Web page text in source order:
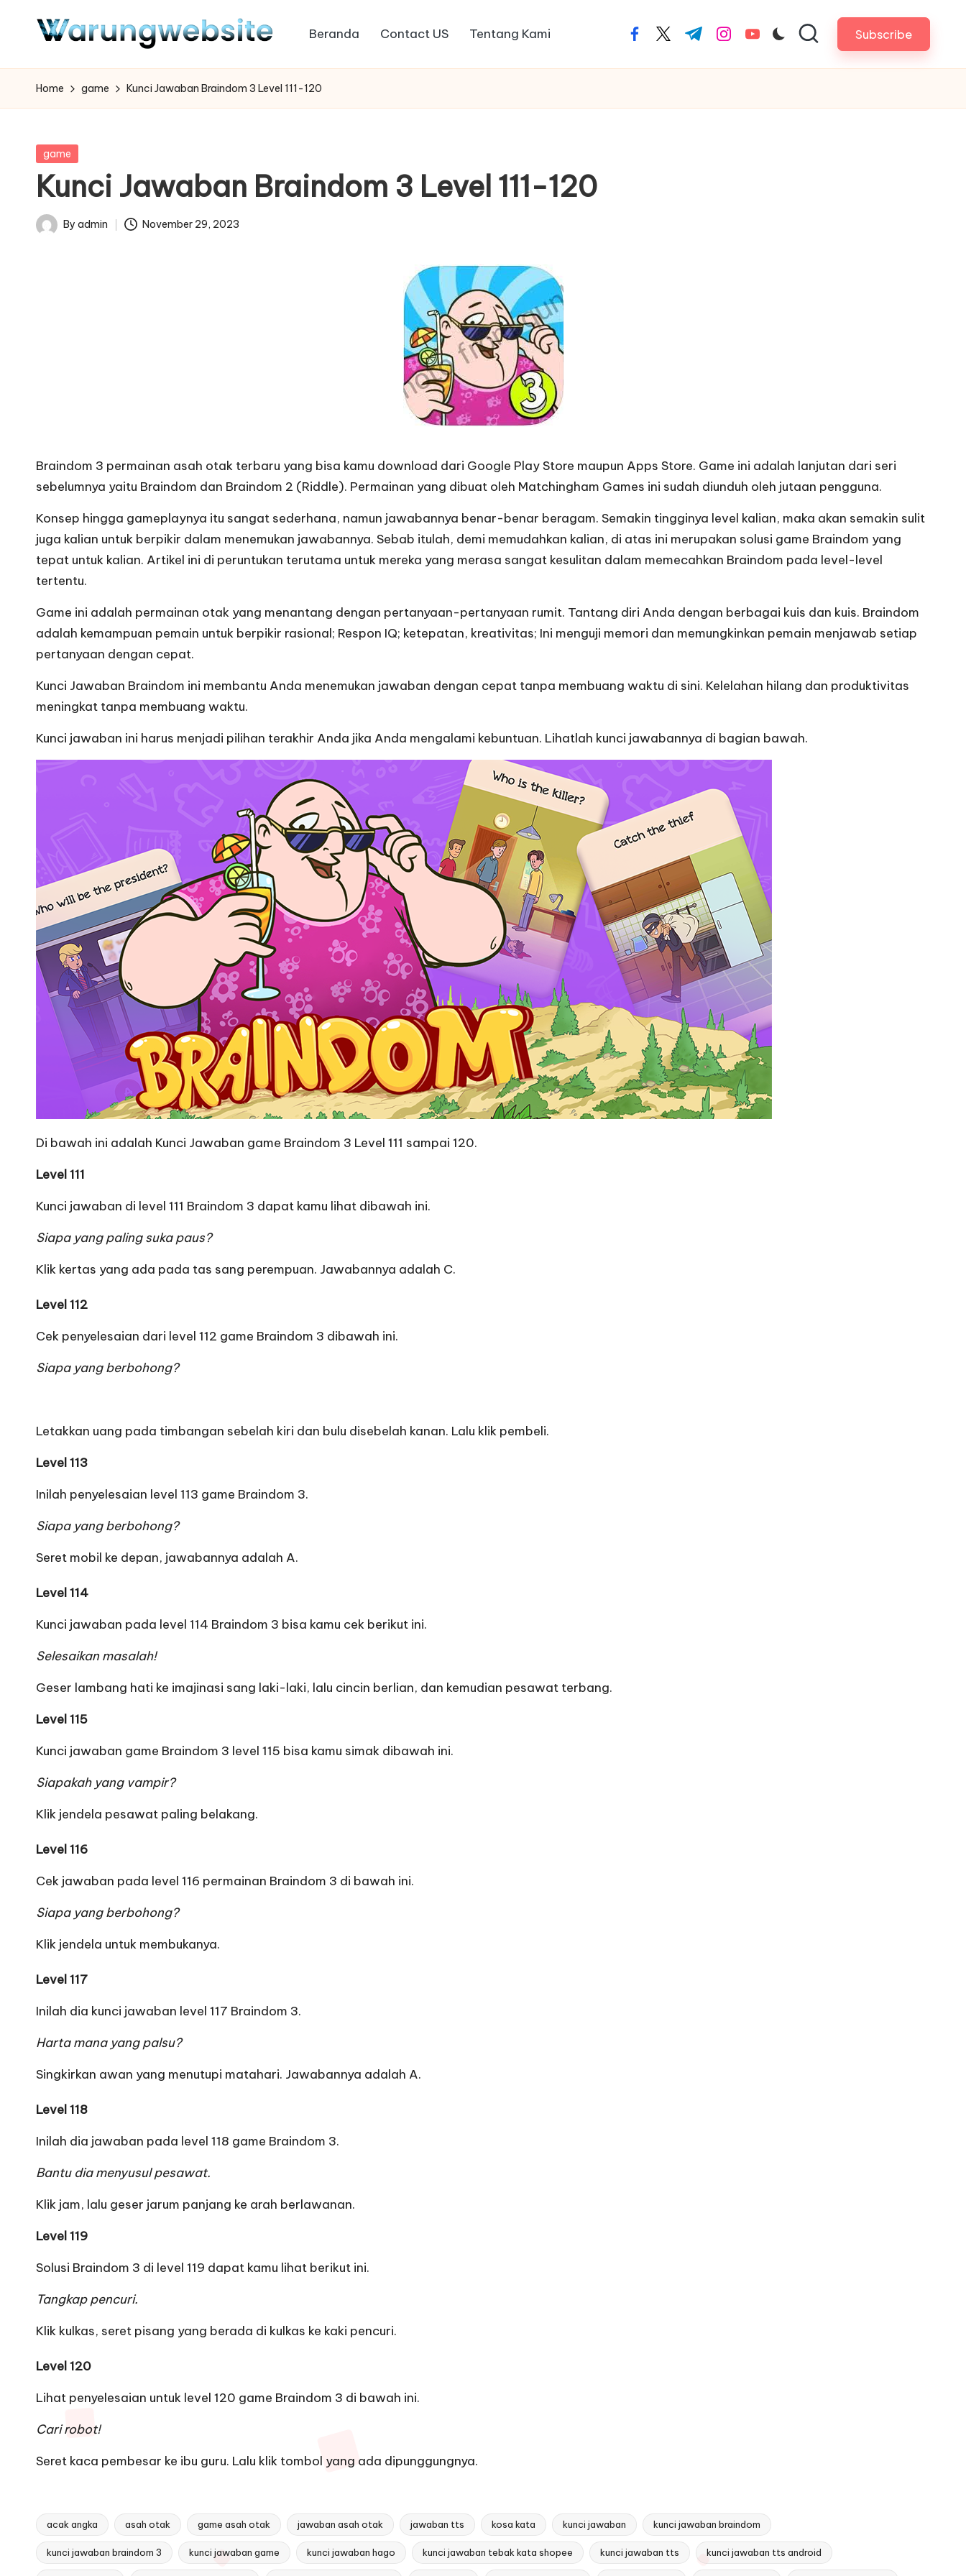
Beranda Contact US Tentang Kami facebook.com
twitter.com
t.me instagram.com
youtube.com Subscribe
Home game Kunci Jawaban Braindom 3 Level 111-120
Posted
game
Kunci Jawaban Braindom 3 Level 111-120
Posted
By admin November 29, 2023
Braindom 3 permainan asah otak terbaru yang bisa kamu download dari Google Play Store maupun Apps Store. Game ini adalah lanjutan dari seri
sebelumnya yaitu Braindom dan Braindom 2 (Riddle). Permainan yang dibuat oleh Matchingham Games ini sudah diunduh oleh jutaan pengguna.
Konsep hingga gameplaynya itu sangat sederhana, namun jawabannya benar-benar beragam. Semakin tingginya level kalian, maka akan semakin sulit
juga kalian untuk berpikir dalam menemukan jawabannya. Sebab itulah, demi memudahkan kalian, di atas ini merupakan solusi game Braindom yang
tepat untuk kalian. Artikel ini di peruntukan terutama untuk mereka yang merasa sangat kesulitan dalam memecahkan Braindom pada level-level
tertentu.
Game ini adalah permainan otak yang menantang dengan pertanyaan-pertanyaan rumit. Tantang diri Anda dengan berbagai kuis dan kuis. Braindom
adalah kemampuan pemain untuk berpikir rasional; Respon IQ; ketepatan, kreativitas; Ini menguji memori dan memungkinkan pemain menjawab setiap
pertanyaan dengan cepat.
Kunci Jawaban Braindom ini membantu Anda menemukan jawaban dengan cepat tanpa membuang waktu di sini. Kelelahan hilang dan produktivitas
meningkat tanpa membuang waktu.
Kunci jawaban ini harus menjadi pilihan terakhir Anda jika Anda mengalami kebuntuan. Lihatlah kunci jawabannya di bagian bawah.
Di bawah ini adalah Kunci Jawaban game Braindom 3 Level 111 sampai 120.
Level 111
Kunci jawaban di level 111 Braindom 3 dapat kamu lihat dibawah ini.
Siapa yang paling suka paus?
Klik kertas yang ada pada tas sang perempuan. Jawabannya adalah C.
Level 112
Cek penyelesaian dari level 112 game Braindom 3 dibawah ini.
Siapa yang berbohong?
Letakkan uang pada timbangan sebelah kiri dan bulu disebelah kanan. Lalu klik pembeli.
Level 113
Inilah penyelesaian level 113 game Braindom 3.
Siapa yang berbohong?
Seret mobil ke depan, jawabannya adalah A.
Level 114
Kunci jawaban pada level 114 Braindom 3 bisa kamu cek berikut ini.
Selesaikan masalah!
Geser lambang hati ke imajinasi sang laki-laki, lalu cincin berlian, dan kemudian pesawat terbang.
Level 115
Kunci jawaban game Braindom 3 level 115 bisa kamu simak dibawah ini.
Siapakah yang vampir?
Klik jendela pesawat paling belakang.
Level 116
Cek jawaban pada level 116 permainan Braindom 3 di bawah ini.
Siapa yang berbohong?
Klik jendela untuk membukanya.
Level 117
Inilah dia kunci jawaban level 117 Braindom 3.
Harta mana yang palsu?
Singkirkan awan yang menutupi matahari. Jawabannya adalah A.
Level 118
Inilah dia jawaban pada level 118 game Braindom 3.
Bantu dia menyusul pesawat.
Klik jam, lalu geser jarum panjang ke arah berlawanan.
Level 119
Solusi Braindom 3 di level 119 dapat kamu lihat berikut ini.
Tangkap pencuri.
Klik kulkas, seret pisang yang berada di kulkas ke kaki pencuri.
Level 120
Lihat penyelesaian untuk level 120 game Braindom 3 di bawah ini.
Cari robot!
Seret kaca pembesar ke ibu guru. Lalu klik tombol yang ada dipunggungnya.
acak angka asah otak game asah otak jawaban asah otak jawaban tts kosa kata kunci jawaban kunci jawaban braindom
kunci jawaban braindom 3 kunci jawaban game kunci jawaban hago kunci jawaban tebak kata shopee kunci jawaban tts kunci jawaban tts android